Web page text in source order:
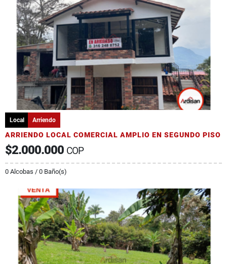
Local Arriendo
ARRIENDO LOCAL COMERCIAL AMPLIO EN SEGUNDO PISO
$2.000.000 COP
0 Alcobas / 0 Baño(s)